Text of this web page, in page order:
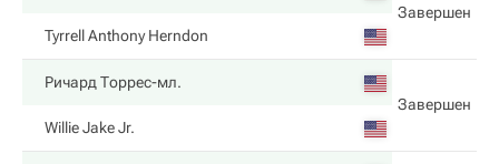
Завершен
Tyrrell Anthony Herndon
Ричард Торрес-мл.
Завершен
Willie Jake Jr.